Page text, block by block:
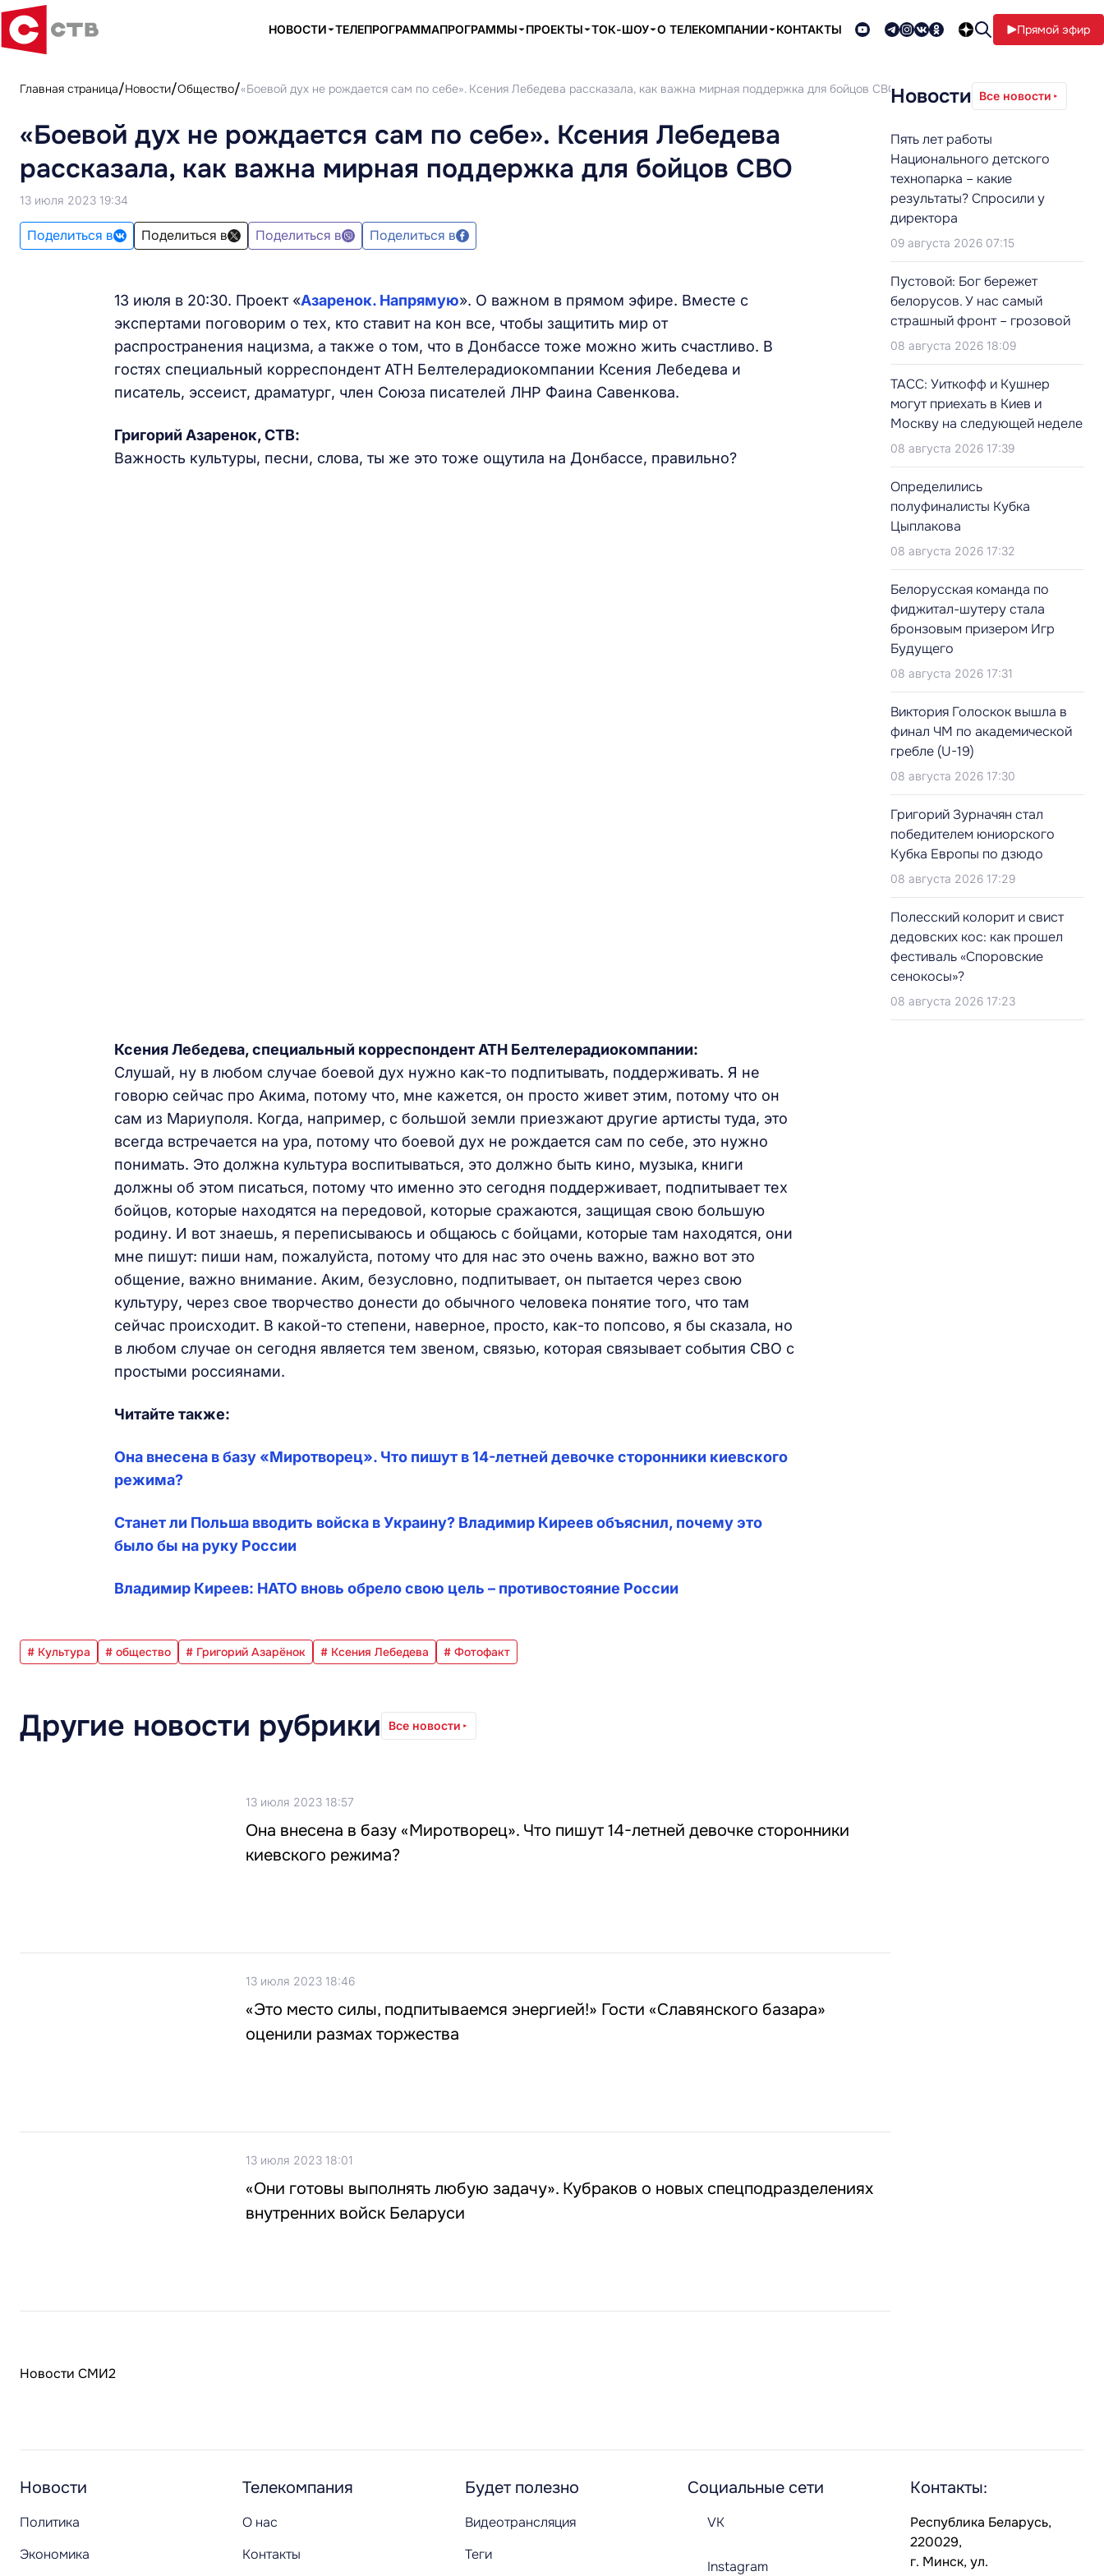
НОВОСТИ ТЕЛЕПРОГРАММАПРОГРАММЫ ПРОЕКТЫ ТОК-ШОУ О ТЕЛЕКОМПАНИИ КОНТАКТЫ Прямой эфир
Главная страница Новости Общество «Боевой дух не рождается сам по себе». Ксения Лебедева рассказала, как важна мирная поддержка для бойцов СВО
«Боевой дух не рождается сам по себе». Ксения Лебедева
рассказала, как важна мирная поддержка для бойцов СВО
13 июля 2023 19:34
Поделиться в Поделиться в Поделиться в Поделиться в
13 июля в 20:30. Проект «Азаренок. Напрямую». О важном в прямом эфире. Вместе с
экспертами поговорим о тех, кто ставит на кон все, чтобы защитить мир от
распространения нацизма, а также о том, что в Донбассе тоже можно жить счастливо. В
гостях специальный корреспондент АТН Белтелерадиокомпании Ксения Лебедева и
писатель, эссеист, драматург, член Союза писателей ЛНР Фаина Савенкова.
Григорий Азаренок, СТВ:
Важность культуры, песни, слова, ты же это тоже ощутила на Донбассе, правильно?
Ксения Лебедева, специальный корреспондент АТН Белтелерадиокомпании:
Слушай, ну в любом случае боевой дух нужно как-то подпитывать, поддерживать. Я не
говорю сейчас про Акима, потому что, мне кажется, он просто живет этим, потому что он
сам из Мариуполя. Когда, например, с большой земли приезжают другие артисты туда, это
всегда встречается на ура, потому что боевой дух не рождается сам по себе, это нужно
понимать. Это должна культура воспитываться, это должно быть кино, музыка, книги
должны об этом писаться, потому что именно это сегодня поддерживает, подпитывает тех
бойцов, которые находятся на передовой, которые сражаются, защищая свою большую
родину. И вот знаешь, я переписываюсь и общаюсь с бойцами, которые там находятся, они
мне пишут: пиши нам, пожалуйста, потому что для нас это очень важно, важно вот это
общение, важно внимание. Аким, безусловно, подпитывает, он пытается через свою
культуру, через свое творчество донести до обычного человека понятие того, что там
сейчас происходит. В какой-то степени, наверное, просто, как-то попсово, я бы сказала, но
в любом случае он сегодня является тем звеном, связью, которая связывает события СВО с
простыми россиянами.
Читайте также:
Она внесена в базу «Миротворец». Что пишут в 14-летней девочке сторонники киевского
режима?
Станет ли Польша вводить войска в Украину? Владимир Киреев объяснил, почему это
было бы на руку России
Владимир Киреев: НАТО вновь обрело свою цель – противостояние России
# Культура # общество # Григорий Азарёнок # Ксения Лебедева # Фотофакт
Другие новости рубрики Все новости
13 июля 2023 18:57
Она внесена в базу «Миротворец». Что пишут 14-летней девочке сторонники
киевского режима?
13 июля 2023 18:46
«Это место силы, подпитываемся энергией!» Гости «Славянского базара»
оценили размах торжества
13 июля 2023 18:01
«Они готовы выполнять любую задачу». Кубраков о новых спецподразделениях
внутренних войск Беларуси
Новости СМИ2
Новости Все новости
Пять лет работы
Национального детского
технопарка – какие
результаты? Спросили у
директора
09 августа 2026 07:15
Пустовой: Бог бережет
белорусов. У нас самый
страшный фронт – грозовой
08 августа 2026 18:09
ТАСС: Уиткофф и Кушнер
могут приехать в Киев и
Москву на следующей неделе
08 августа 2026 17:39
Определились
полуфиналисты Кубка
Цыплакова
08 августа 2026 17:32
Белорусская команда по
фиджитал-шутеру стала
бронзовым призером Игр
Будущего
08 августа 2026 17:31
Виктория Голоскок вышла в
финал ЧМ по академической
гребле (U-19)
08 августа 2026 17:30
Григорий Зурначян стал
победителем юниорского
Кубка Европы по дзюдо
08 августа 2026 17:29
Полесский колорит и свист
дедовских кос: как прошел
фестиваль «Споровские
сенокосы»?
08 августа 2026 17:23
Новости
Политика
Экономика
Телекомпания
О нас
Контакты
Будет полезно
Видеотрансляция
Теги
Социальные сети
VK
Instagram
Контакты:
Республика Беларусь,
220029,
г. Минск, ул.